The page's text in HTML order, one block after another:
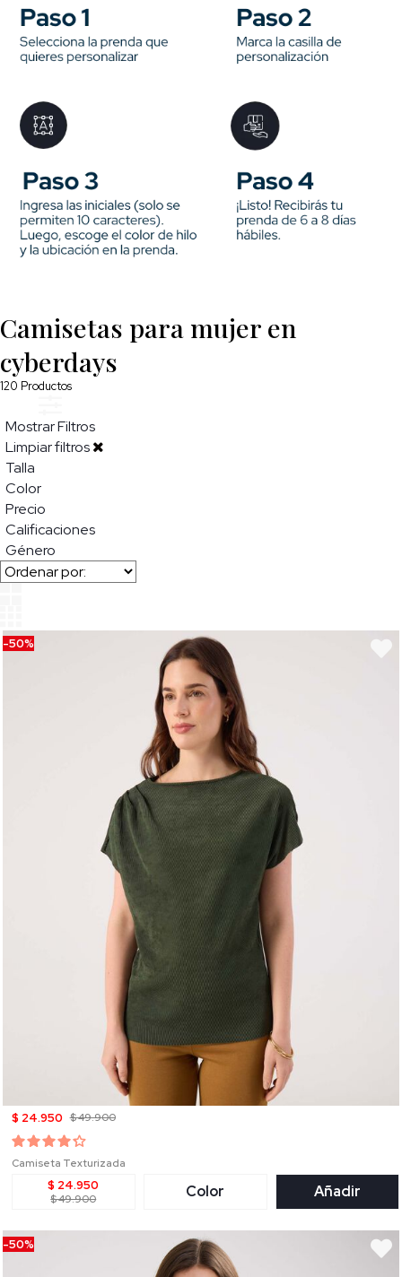
Camisetas para mujer en
cyberdays
120 Productos
Mostrar Filtros
Limpiar filtros
Talla
Color
Precio
Calificaciones
Género
-50%
$ 24.950 $ 49.900
Camiseta Texturizada
$ 24.950
$ 49.900 Color Añadir
-50%